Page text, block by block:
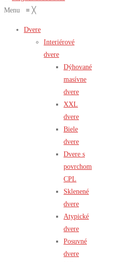
Menu ≡ ╳
Dvere
Interiérové
dvere
Dýhované
masívne
dvere
XXL
dvere
Biele
dvere
Dvere s
povrchom
CPL
Sklenené
dvere
Atypické
dvere
Posuvné
dvere